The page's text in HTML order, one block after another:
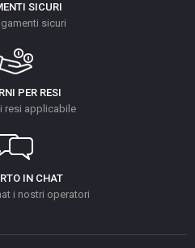
SICURI
sicuri
PER RESI
resi applicabile
IN CHAT
i nostri operatori